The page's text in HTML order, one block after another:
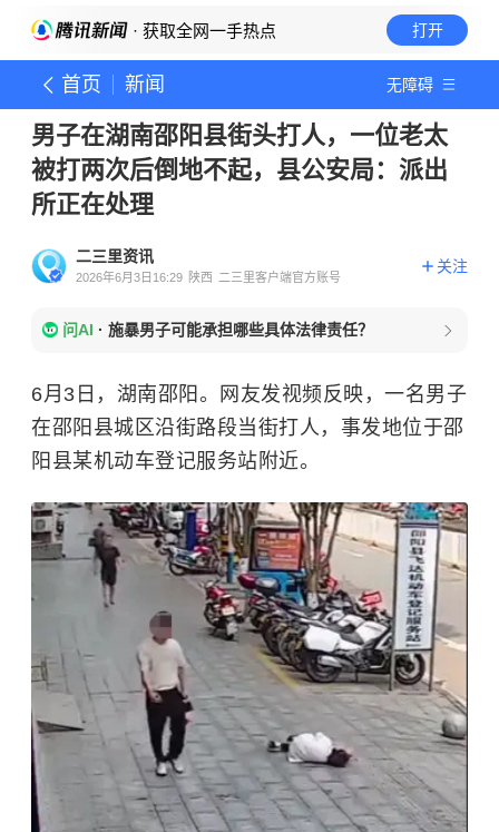
· 获取全网一手热点 打开
首页 新闻 无障碍
男子在湖南邵阳县街头打人，一位老太
被打两次后倒地不起，县公安局：派出
所正在处理
二三里资讯
2026年6月3日16:29 陕西 二三里客户端官方账号
关注
问AI · 施暴男子可能承担哪些具体法律责任？
6月3日，湖南邵阳。网友发视频反映，一名男子
在邵阳县城区沿街路段当街打人，事发地位于邵
阳县某机动车登记服务站附近。